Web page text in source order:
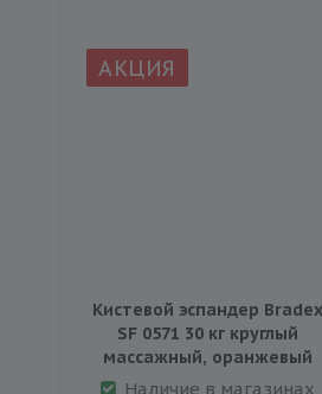
АКЦИЯ
Кистевой эспандер Bradex
SF 0571 30 кг круглый
массажный, оранжевый
Наличие в магазинах